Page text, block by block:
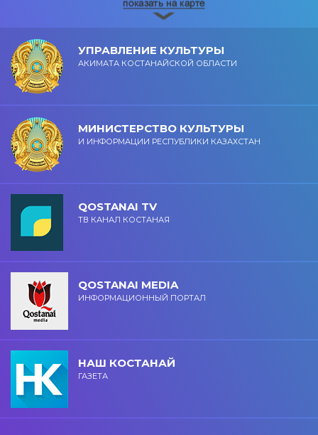
УПРАВЛЕНИЕ КУЛЬТУРЫ
АКИМАТА КОСТАНАЙСКОЙ ОБЛАСТИ
МИНИСТЕРСТВО КУЛЬТУРЫ
И ИНФОРМАЦИИ РЕСПУБЛИКИ КАЗАХСТАН
QOSTANAI TV
ТВ КАНАЛ КОСТАНАЯ
QOSTANAI MEDIA
ИНФОРМАЦИОННЫЙ ПОРТАЛ
НАШ КОСТАНАЙ
ГАЗЕТА